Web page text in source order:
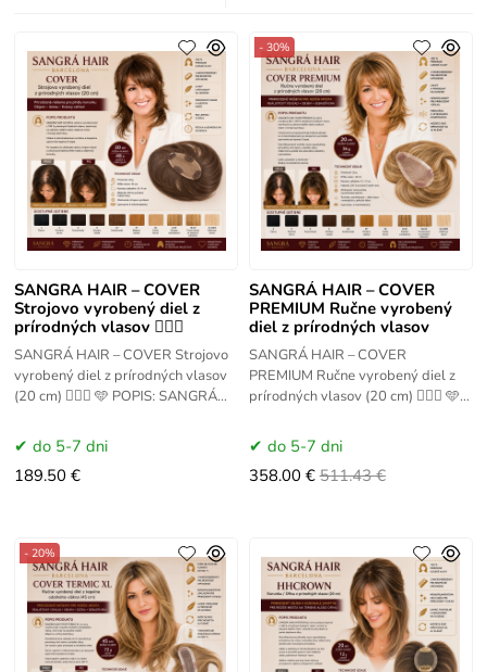
SANGRA HAIR – COVER
Strojovo vyrobený diel z
prírodných vlasov 💇‍♀️✨
SANGRÁ HAIR – COVER Strojovo
vyrobený diel z prírodných vlasov
(20 cm) 💇‍♀️✨ 🩵 POPIS: SANGRÁ
diel z 100 %
do 5-7 dni
189.50 €
SANGRÁ HAIR – COVER
PREMIUM Ručne vyrobený
diel z prírodných vlasov
SANGRÁ HAIR – COVER
PREMIUM Ručne vyrobený diel z
prírodných vlasov (20 cm) 💇‍♀️✨ 🩵
PREMIUM je ručne vyrobený diel z
- 30%
do 5-7 dni
358.00 € 511.43 €
- 20%